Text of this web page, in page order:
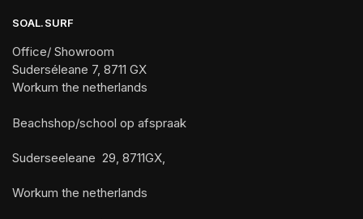
SOAL.SURF
Office/ Showroom
Suderséleane 7, 8711 GX
Workum the netherlands
Beachshop/school op afspraak
Suderseeleane 29, 8711GX,
Workum the netherlands